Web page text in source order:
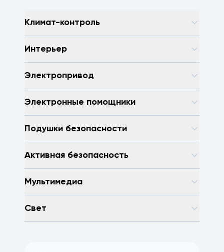
Климат-контроль
Интерьер
Электропривод
Электронные помощники
Подушки безопасности
Активная безопасность
Мультимедиа
Свет